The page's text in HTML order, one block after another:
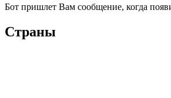
Бот пришлет Вам сообщение, когда
Страны